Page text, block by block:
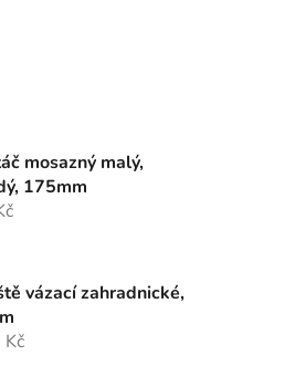
mosazný malý,
175mm
vázací zahradnické,